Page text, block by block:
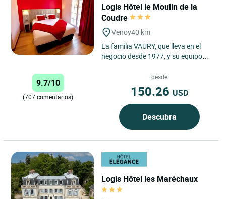
Logis Hôtel le Moulin de la
Coudre
Venoy40 km
La familia VAURY, que lleva en el
negocio desde 1977, y su equipo
calidad en el corazón...
9.7/10
(707 comentarios)
desde
150.26 USD
Descubra
Logis Hôtel les Maréchaux